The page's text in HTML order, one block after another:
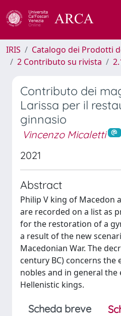
IRIS
Catalogo dei Prodotti
2 Contributo su rivista
Contributo dei
Larissa per il
ginnasio
Vincenzo Micaletti
2021
Abstract
Philip V king of Macedon
are recorded on a list as
for the restoration of a
a result of the new
Macedonian War. The
century BC) concerns the
nobles and in general
Hellenistic kings.
Scheda breve